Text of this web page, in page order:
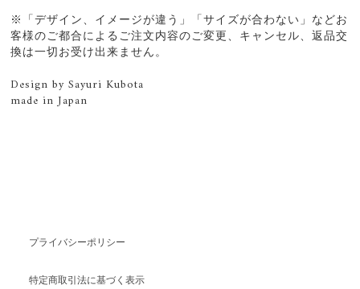
※「デザイン、イメージが違う」「サイズが合わない」などお
客様のご都合によるご注文内容のご変更、キャンセル、返品交
換は一切お受け出来ません。
Design by Sayuri Kubota
made in Japan
プライバシーポリシー
特定商取引法に基づく表示